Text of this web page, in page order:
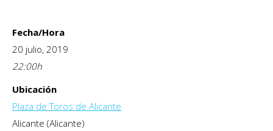
Fecha/Hora
20 julio, 2019
22:00h
Ubicación
Plaza de Toros de Alicante
Alicante (Alicante)